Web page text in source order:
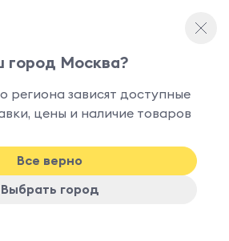
город Москва?
региона зависят доступные
цены и наличие товаров
Все верно
Выбрать город